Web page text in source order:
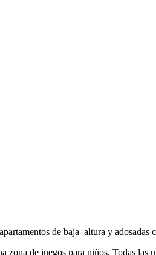
de baja altura y
zona de juegos para niños. Todas